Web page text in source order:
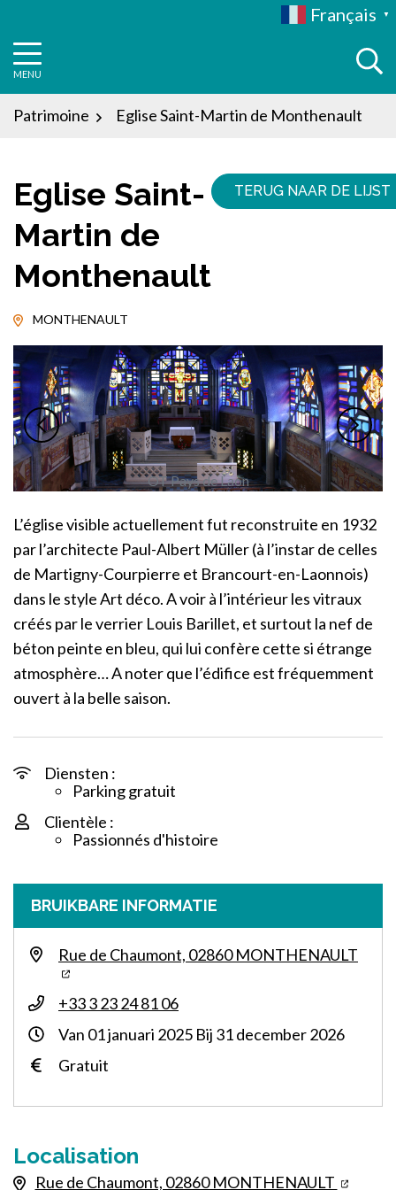
contenu
Français ▼
MENU
Patrimoine Eglise Saint-Martin de Monthenault
Eglise Saint-
Martin de
Monthenault
TERUG NAAR DE LIJST
MONTHENAULT
OT Pays de Laon
L’église visible actuellement fut reconstruite en 1932
par l’architecte Paul-Albert Müller (à l’instar de celles
de Martigny-Courpierre et Brancourt-en-Laonnois)
dans le style Art déco. A voir à l’intérieur les vitraux
créés par le verrier Louis Barillet, et surtout la nef de
béton peinte en bleu, qui lui confère cette si étrange
atmosphère… A noter que l’édifice est fréquemment
ouvert à la belle saison.
Diensten :
Parking gratuit
Clientèle :
Passionnés d'histoire
BRUIKBARE INFORMATIE
Rue de Chaumont, 02860 MONTHENAULT
+33 3 23 24 81 06
Van 01januari 2025 Bij 31december2026
Gratuit
Localisation
Rue de Chaumont, 02860 MONTHENAULT